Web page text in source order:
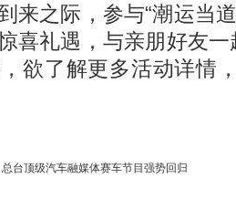
之际，参与“潮运当道
喜礼遇，与亲朋好友
欲了解更多活动详情
总台顶级汽车融媒体赛车节目强势回归